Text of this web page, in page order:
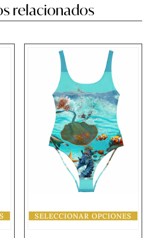
relacionados
SELECCIONAR OPCIONES